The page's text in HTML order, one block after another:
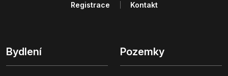
Bydlení Pozemky
Registrace
Kontakt